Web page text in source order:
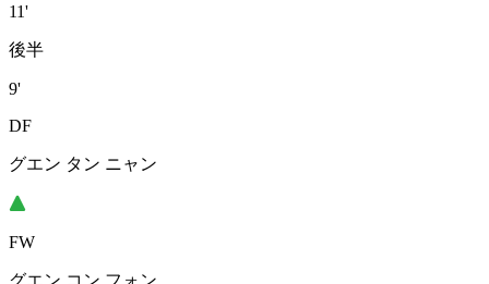
11'
後半
9'
DF
グエン タン ニャン
FW
グエン コン フォン